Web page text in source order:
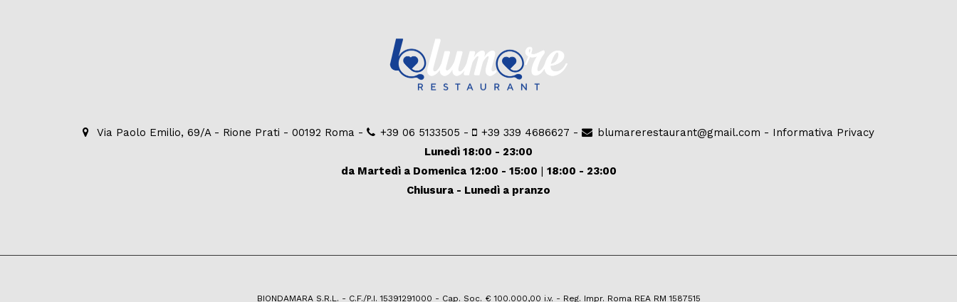
Via Paolo Emilio, 69/A - Rione Prati - 00192 Roma - +39 06 5133505 - +39 339 4686627 - blumarerestaurant@gmail.com - Informativa Privacy
Lunedì 18:00 - 23:00
da Martedì a Domenica 12:00 - 15:00 | 18:00 - 23:00
Chiusura - Lunedì a pranzo
BIONDAMARA S.R.L. - C.F./P.I. 15391291000 - Cap. Soc. € 100.000,00 i.v. - Reg. Impr. Roma REA RM 1587515